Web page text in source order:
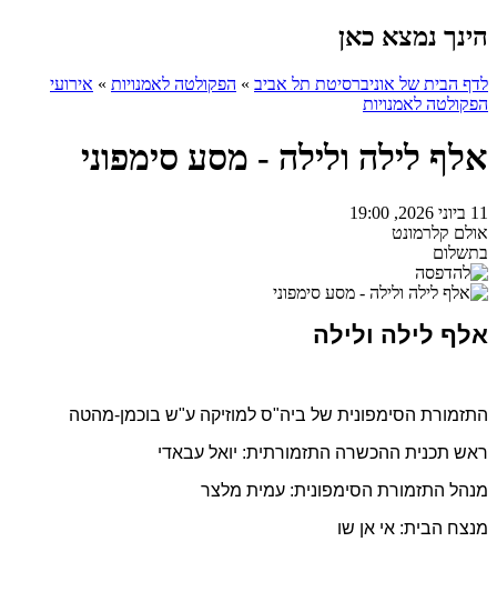
הינך נמצא כאן
לדף הבית של אוניברסיטת תל אביב » הפקולטה לאמנויות » אירועי
הפקולטה לאמנויות
אלף לילה ולילה - מסע סימפוני
11 ביוני 2026, 19:00
אולם קלרמונט
בתשלום
אלף לילה ולילה
התזמורת הסימפונית של ביה"ס למוזיקה ע"ש בוכמן-מהטה
ראש תכנית ההכשרה התזמורתית: יואל עבאדי
מנהל התזמורת הסימפונית: עמית מלצר
מנצח הבית: אי אן שו